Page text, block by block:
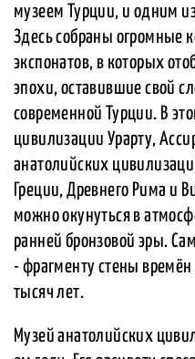
музеем Турции, и одним
Здесь собраны огромные
экспонатов, в которых
эпохи, оставившие свой
современной Турции. В
цивилизации Урарту,
анатолийских
Греции, Древнего Рима и
можно окунуться в
ранней бронзовой эры.
- фрагменту стены
тысяч лет.
Музей анатолийских